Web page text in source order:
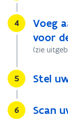
Stap
4
Voeg
voor
(zie
Stap
5 Stel
Stap
6 Scan